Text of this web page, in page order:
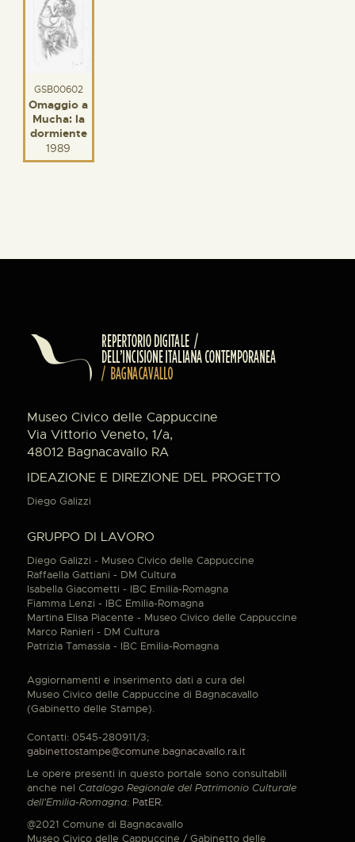
GSB00602
Omaggio a
Mucha: la
dormiente
1989
Museo Civico delle Cappuccine
Via Vittorio Veneto, 1/a,
48012 Bagnacavallo RA
IDEAZIONE E DIREZIONE DEL PROGETTO
Diego Galizzi
GRUPPO DI LAVORO
Diego Galizzi - Museo Civico delle Cappuccine
Raffaella Gattiani - DM Cultura
Isabella Giacometti - IBC Emilia-Romagna
Fiamma Lenzi - IBC Emilia-Romagna
Martina Elisa Piacente - Museo Civico delle Cappuccine
Marco Ranieri - DM Cultura
Patrizia Tamassia - IBC Emilia-Romagna
Aggiornamenti e inserimento dati a cura del
Museo Civico delle Cappuccine di Bagnacavallo
(Gabinetto delle Stampe).
Contatti: 0545-280911/3;
gabinettostampe@comune.bagnacavallo.ra.it
Le opere presenti in questo portale sono consultabili
anche nel Catalogo Regionale del Patrimonio Culturale
dell'Emilia-Romagna: PatER.
@2021 Comune di Bagnacavallo
Museo Civico delle Cappuccine / Gabinetto delle